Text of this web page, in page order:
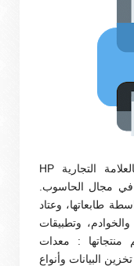
شركة هوليت باكارد معروفة أيضاً بالعلامة التجارية HP
مجال الحاسوب.
طابعاتها، وعتاد
وتطبيقات
منتجاتها : معدات
البيانات وأنواع